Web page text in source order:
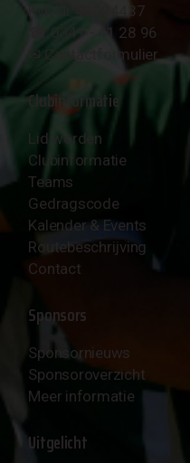
KvK Nr 40094437
☎︎ 0341 - 41 28 96
✉︎ Contactformulier
Clubinformatie
Lid worden
Clubinformatie
Teams
Gedragscode
Kalender & Events
Routebeschrijving
Contact
Sponsors
Sponsornieuws
Sponsoroverzicht
Meer informatie
Uitgelicht